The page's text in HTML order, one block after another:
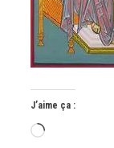
J’aime ça :